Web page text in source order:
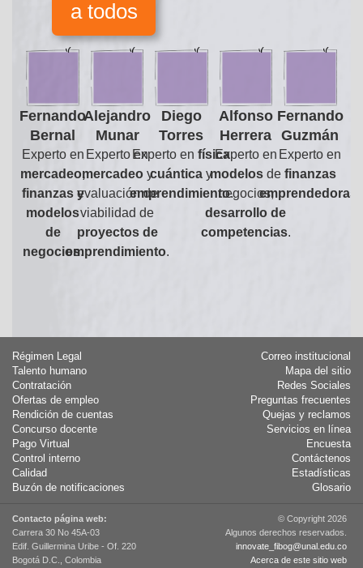
a todos
Fernando
Bernal
Experto en
mercadeo,
finanzas y
modelos
de
negocios.
Alejandro
Munar
Experto en
mercadeoy
evaluación de
viabilidad de
proyectos de
emprendimiento.
Diego
Torres
Experto enfísica
cuántica y
emprendimiento.
Alfonso
Herrera
Experto en
modelos de
negocios,
desarrollo de
competencias.
Fernando
Guzmán
Experto en
finanzas
emprendedoras
Régimen Legal
Talento humano
Contratación
Ofertas de empleo
Rendición de cuentas
Concurso docente
Pago Virtual
Control interno
Calidad
Buzón de notificaciones
Correo institucional
Mapa del sitio
Redes Sociales
Preguntas frecuentes
Quejas y reclamos
Servicios en línea
Encuesta
Contáctenos
Estadísticas
Glosario
Contacto página web:
Carrera 30 No 45A-03
Edif. Guillermina Uribe - Of. 220
Bogotá D.C., Colombia
© Copyright 2026
Algunos derechos reservados.
innovate_fibog@unal.edu.co
Acerca de este sitio web